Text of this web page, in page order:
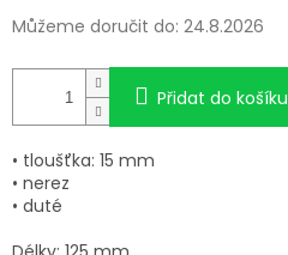
Můžeme doručit do: 24.8.2026
Přidat do košíku
• tloušťka: 15 mm
• nerez
• duté